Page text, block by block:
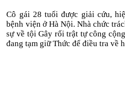
Cô gái 28 tuổi được giải cứu,
bệnh viện ở Hà Nội. Nhà chức
sự về tội Gây rối trật tự công
đang tạm giữ Thức để điều tra về